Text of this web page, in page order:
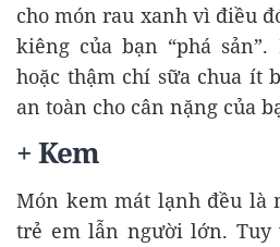
cho món rau xanh vì điều
kiêng của bạn “phá
hoặc thậm chí sữa chua ít
an toàn cho cân nặng của
+ Kem
Món kem mát lạnh đều là
trẻ em lẫn người lớn. Tuy